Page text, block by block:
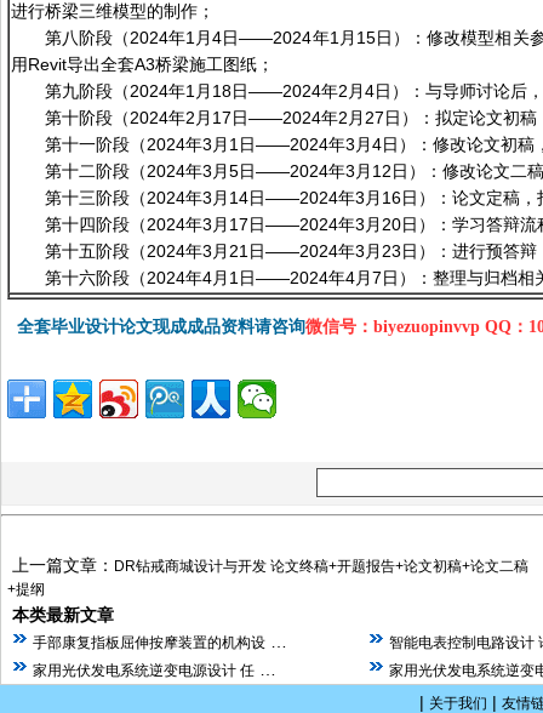
进行桥梁三维模型的制作；
第八阶段（2024年1月4日——2024年1月15日）：修改模型相关
用Revit导出全套A3桥梁施工图纸；
第九阶段（2024年1月18日——2024年2月4日）：与导师讨论后
第十阶段（2024年2月17日——2024年2月27日）：拟定论文初稿
第十一阶段（2024年3月1日——2024年3月4日）：修改论文初稿
第十二阶段（2024年3月5日——2024年3月12日）：修改论文二
第十三阶段（2024年3月14日——2024年3月16日）：论文定稿，
第十四阶段（2024年3月17日——2024年3月20日）：学习答辩流
第十五阶段（2024年3月21日——2024年3月23日）：进行预答辩
第十六阶段（2024年4月1日——2024年4月7日）：整理与归档相
全套毕业设计论文现成成品资料请咨询微信号：biyezuopinvvp QQ
上一篇文章： DR钻戒商城设计与开发 论文终稿+开题报告+论文初稿+论文二稿
+提纲
本类最新文章
手部康复指板屈伸按摩装置的机构设
智能电表控制电路设计
家用光伏发电系统逆变电源设计 任
家用光伏发电系统逆变
| 关于我们 | 友情